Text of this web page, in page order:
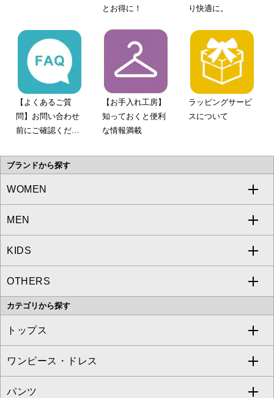
とお得に！
り快適に。
【よくあるご質
問】お問い合わせ
前にご確認くださ
【お手入れ工房】
知っておくと便利
な情報満載
ラッピングサービ
スについて
ブランドから探す
WOMEN
a.v.v
MICHEL KLEIN
MK MICHEL KLEIN
OFUON le MK
MEN
a.v.v
MICHEL KLEIN HOMME
MK MICHEL KLEIN HOMME
KIDS
a.v.v
OTHERS
MK MICHEL KLEIN BAG
カテゴリから探す
トップス
すべてのトップス
カットソー・Tシャツ
ワンピース・ドレス
すべてのワンピース・ドレス
パンツ